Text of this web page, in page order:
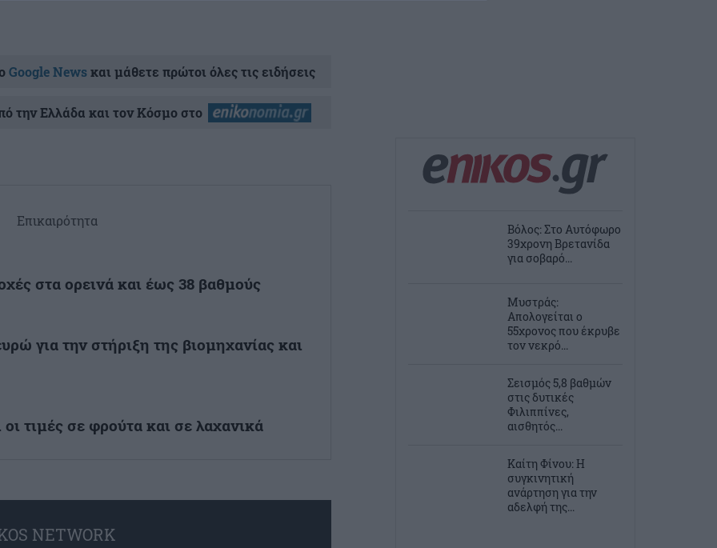
Google Newsκαι μάθετε πρώτοι όλες τις ειδήσεις
την Ελλάδα και τον Κόσμο στο
Επικαιρότητα
στα ορεινά και έως 38 βαθμούς
για την στήριξη της βιομηχανίας και
τιμές σε φρούτα και σε λαχανικά
NETWORK
Βόλος: Στο Αυτόφωρο
39χρονη Βρετανίδα
για σοβαρό...
Μυστράς:
Απολογείται ο
55χρονος που έκρυβε
τον νεκρό...
Σεισμός 5,8 βαθμών
στις δυτικές
Φιλιππίνες,
αισθητός...
Καίτη Φίνου: Η
συγκινητική
ανάρτηση για την
αδελφή της...